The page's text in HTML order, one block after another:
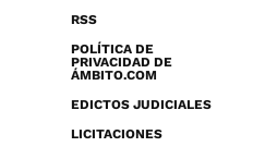
RSS
POLÍTICA DE
PRIVACIDAD DE
ÁMBITO.COM
EDICTOS JUDICIALES
LICITACIONES